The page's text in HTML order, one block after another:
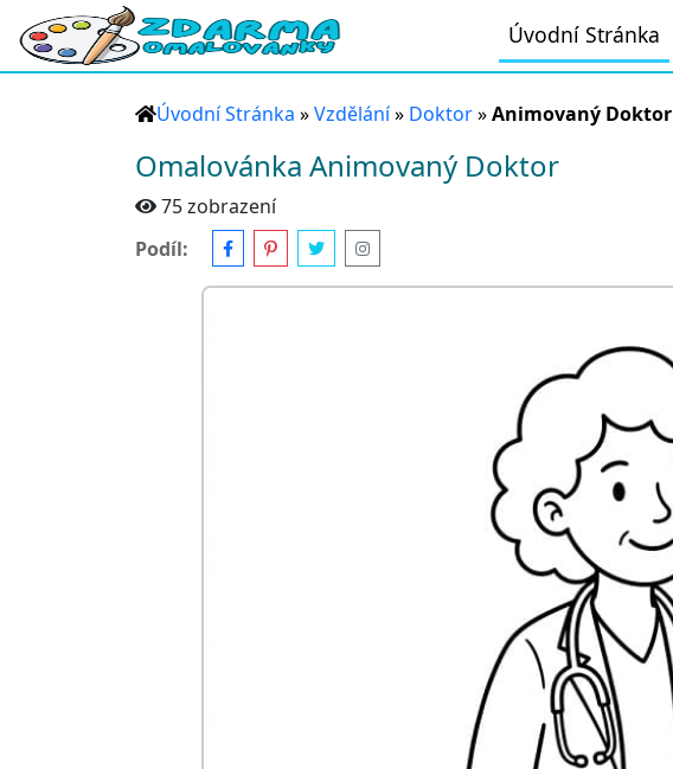
Úvodní Stránka
Úvodní Stránka »Vzdělání» Doktor»Animovaný Doktor
Omalovánka Animovaný Doktor
75 zobrazení
Podíl: